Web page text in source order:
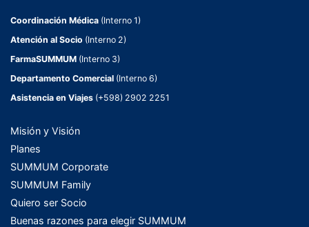
Coordinación Médica (Interno 1)
Atención al Socio (Interno 2)
FarmaSUMMUM (Interno 3)
Departamento Comercial (Interno 6)
Asistencia en Viajes (+598) 2902 2251
Misión y Visión
Planes
SUMMUM Corporate
SUMMUM Family
Quiero ser Socio
Buenas razones para elegir SUMMUM